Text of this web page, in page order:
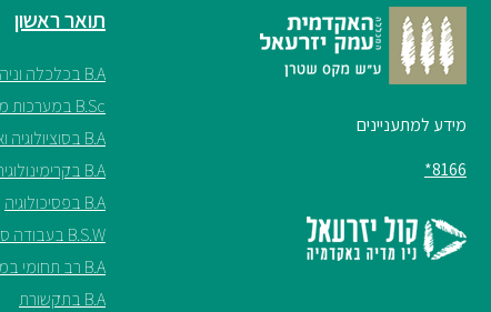
מידע למתעניינים
8166*
תואר ראשון
B.A בכלכלה וניהול
B.Sc במערכות מידע
B.A בסוציולוגיה ואנתרופולוגיה
B.A בקרימינולוגיה
B.A בפסיכולוגיה
B.S.W בעבודה סוציאלית
B.A רב תחומי במדעי החברה
B.A בתקשורת